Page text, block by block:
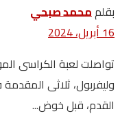
بقلممحمد صبحي
16 أبريل، 2024
تواصلت لعبة الكراسى
وليفربول، ثلاثى
القدم، قبل خوض...